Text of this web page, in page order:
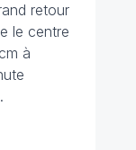
retour
le centre
à